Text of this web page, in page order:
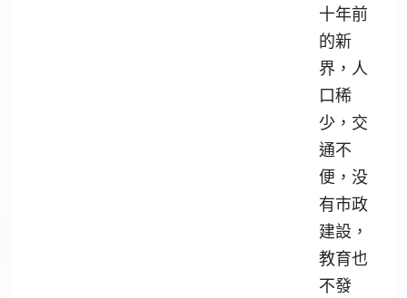
十年前
的新
界，人
口稀
少，交
通不
便，没
有市政
建設，
教育也
不發